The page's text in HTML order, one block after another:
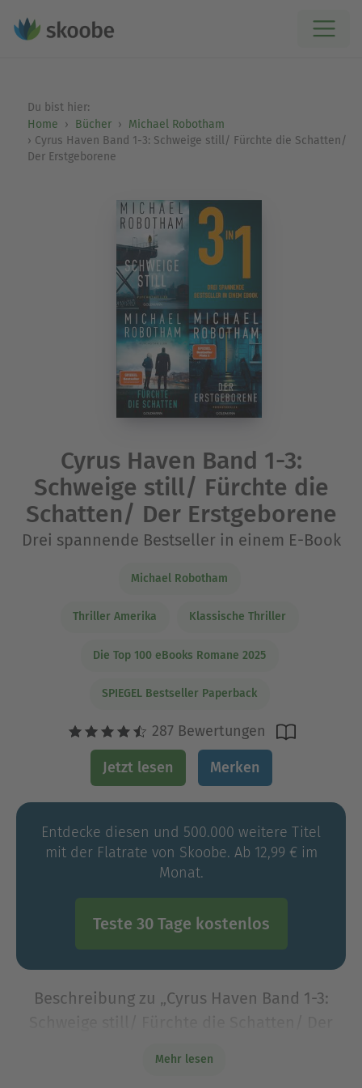
Du bist hier:
Home
Bücher
Michael Robotham
Cyrus Haven Band 1-3: Schweige still/ Fürchte die Schatten/
Der Erstgeborene
Cyrus Haven Band 1-3:
Schweige still/ Fürchte die
Schatten/ Der Erstgeborene
Drei spannende Bestseller in einem E-Book
Michael Robotham
Thriller Amerika Klassische Thriller
Die Top 100 eBooks Romane 2025
SPIEGEL Bestseller Paperback
287 Bewertungen
Jetzt lesen Merken
Entdecke diesen und 500.000 weitere Titel
mit der Flatrate von Skoobe. Ab 12,99 € im
Monat.
Teste 30 Tage kostenlos
Beschreibung zu „Cyrus Haven Band 1-3:
Mehr lesen